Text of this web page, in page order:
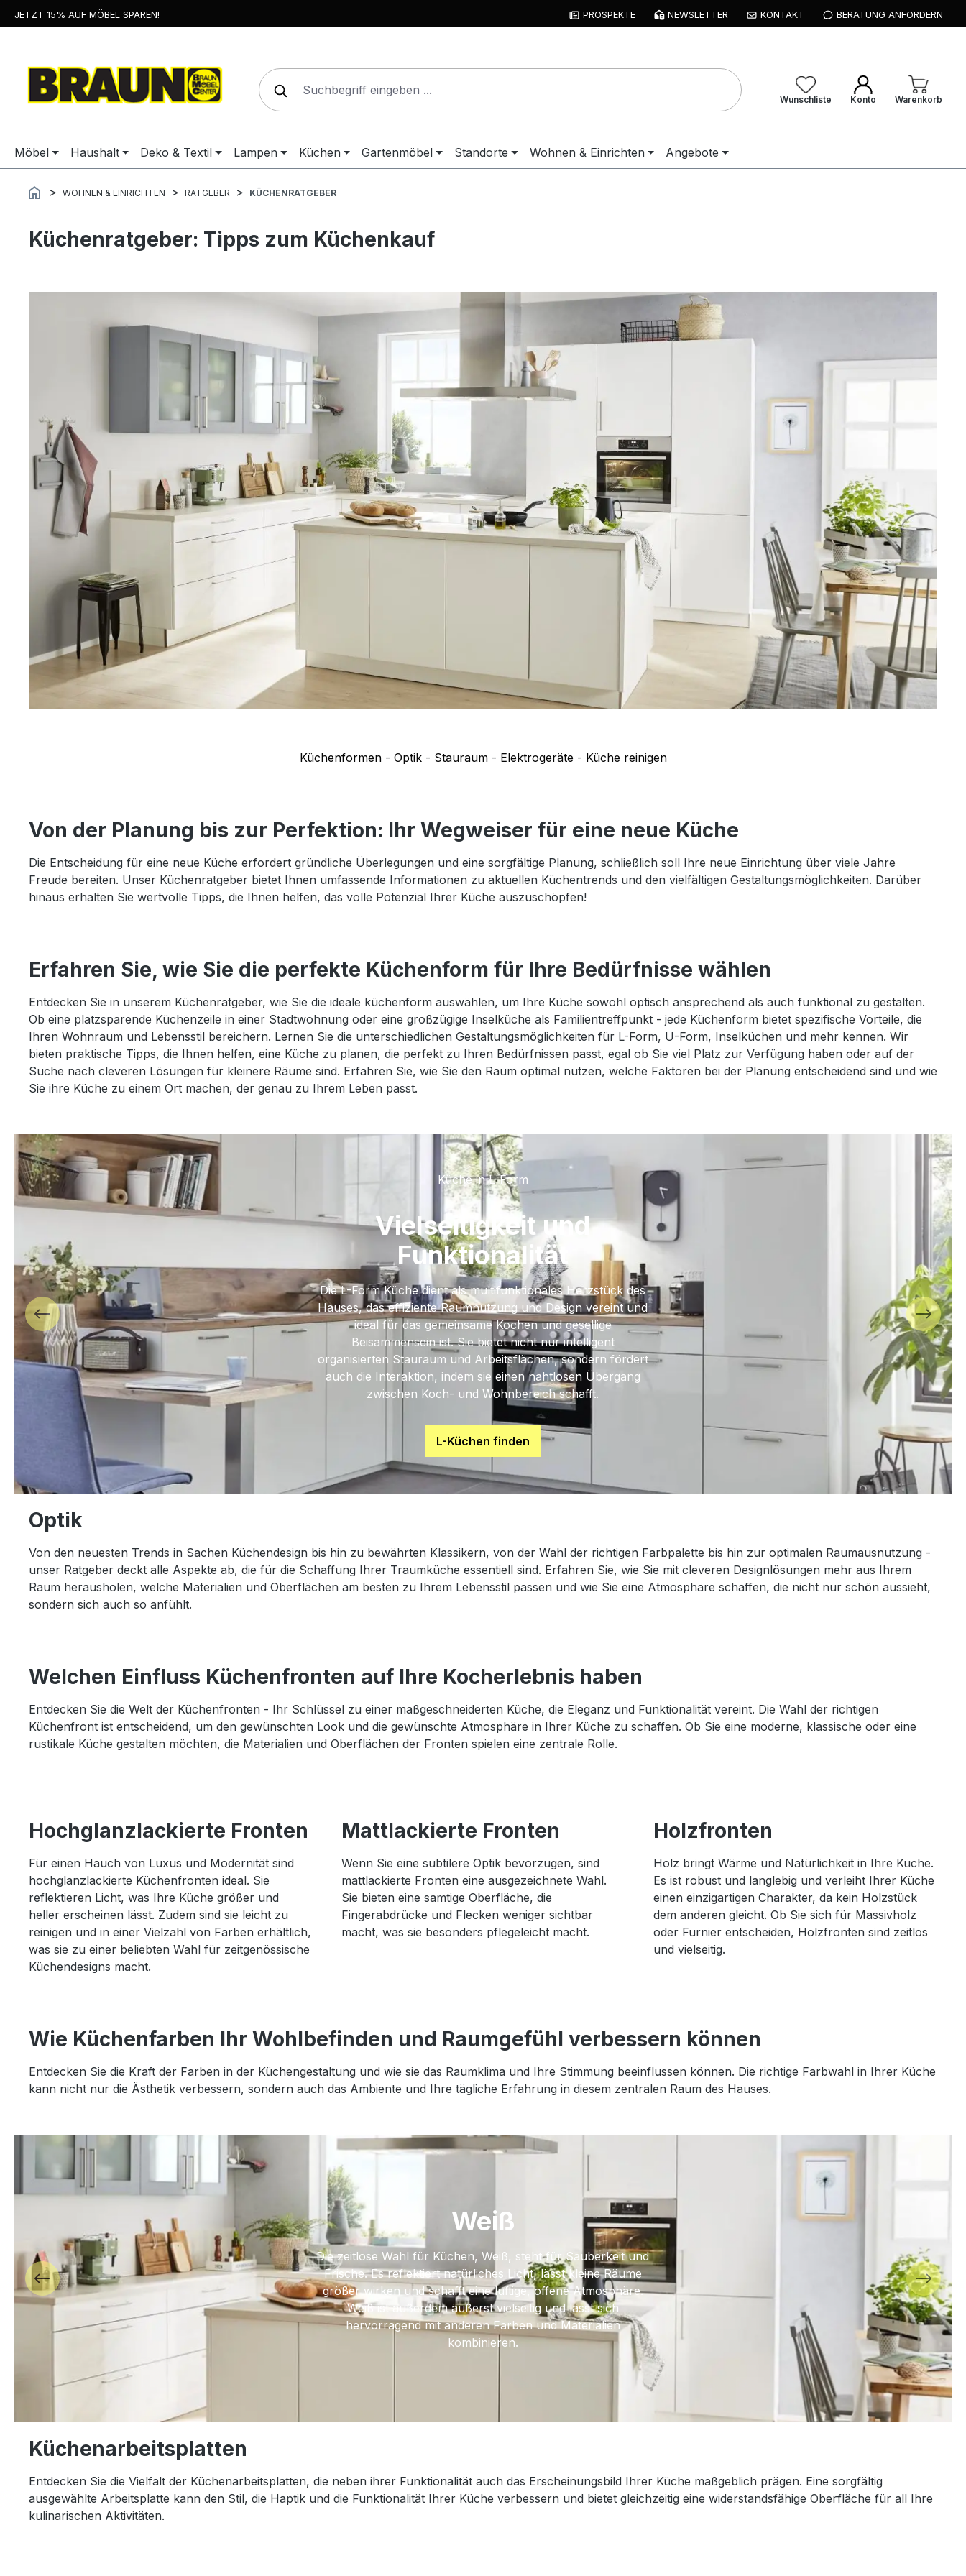
Zur Hauptnavigation springen
JETZT 15% AUF MÖBEL SPAREN! PROSPEKTE NEWSLETTER KONTAKT BERATUNG ANFORDERN
Wunschliste Konto Warenkorb
Möbel Haushalt Deko & Textil Lampen Küchen Gartenmöbel Standorte Wohnen & Einrichten Angebote
WOHNEN & EINRICHTEN RATGEBER KÜCHENRATGEBER
Küchenratgeber: Tipps zum Küchenkauf
Küchenformen- Optik- Stauraum- Elektrogeräte- Küche reinigen
Von der Planung bis zur Perfektion: Ihr Wegweiser für eine neue Küche
Die Entscheidung für eine neue Küche erfordert gründliche Überlegungen und eine sorgfältige Planung, schließlich soll Ihre neue Einrichtung über viele Jahre
Freude bereiten. Unser Küchenratgeber bietet Ihnen umfassende Informationen zu aktuellen Küchentrends und den vielfältigen Gestaltungsmöglichkeiten. Darüber
hinaus erhalten Sie wertvolle Tipps, die Ihnen helfen, das volle Potenzial Ihrer Küche auszuschöpfen!
Erfahren Sie, wie Sie die perfekte Küchenform für Ihre Bedürfnisse wählen
Entdecken Sie in unserem Küchenratgeber, wie Sie die ideale küchenform auswählen, um Ihre Küche sowohl optisch ansprechend als auch funktional zu gestalten.
Ob eine platzsparende Küchenzeile in einer Stadtwohnung oder eine großzügige Inselküche als Familientreffpunkt - jede Küchenform bietet spezifische Vorteile, die
Ihren Wohnraum und Lebensstil bereichern. Lernen Sie die unterschiedlichen Gestaltungsmöglichkeiten für L-Form, U-Form, Inselküchen und mehr kennen. Wir
bieten praktische Tipps, die Ihnen helfen, eine Küche zu planen, die perfekt zu Ihren Bedürfnissen passt, egal ob Sie viel Platz zur Verfügung haben oder auf der
Suche nach cleveren Lösungen für kleinere Räume sind. Erfahren Sie, wie Sie den Raum optimal nutzen, welche Faktoren bei der Planung entscheidend sind und wie
Sie ihre Küche zu einem Ort machen, der genau zu Ihrem Leben passt.
Slider überspringen
Küche in L-Form
Vielseitigkeit und
Funktionalität
Die L-Form Küche dient als multifunktionales Herzstück des
Hauses, das effiziente Raumnutzung und Design vereint und
ideal für das gemeinsame Kochen und gesellige
Beisammensein ist. Sie bietet nicht nur intelligent
organisierten Stauraum und Arbeitsflächen, sondern fördert
auch die Interaktion, indem sie einen nahtlosen Übergang
zwischen Koch- und Wohnbereich schafft.
L-Küchen finden
Optik
Von den neuesten Trends in Sachen Küchendesign bis hin zu bewährten Klassikern, von der Wahl der richtigen Farbpalette bis hin zur optimalen Raumausnutzung -
unser Ratgeber deckt alle Aspekte ab, die für die Schaffung Ihrer Traumküche essentiell sind. Erfahren Sie, wie Sie mit cleveren Designlösungen mehr aus Ihrem
Raum herausholen, welche Materialien und Oberflächen am besten zu Ihrem Lebensstil passen und wie Sie eine Atmosphäre schaffen, die nicht nur schön aussieht,
sondern sich auch so anfühlt.
Welchen Einfluss Küchenfronten auf Ihre Kocherlebnis haben
Entdecken Sie die Welt der Küchenfronten - Ihr Schlüssel zu einer maßgeschneiderten Küche, die Eleganz und Funktionalität vereint. Die Wahl der richtigen
Küchenfront ist entscheidend, um den gewünschten Look und die gewünschte Atmosphäre in Ihrer Küche zu schaffen. Ob Sie eine moderne, klassische oder eine
rustikale Küche gestalten möchten, die Materialien und Oberflächen der Fronten spielen eine zentrale Rolle.
Hochglanzlackierte Fronten
Für einen Hauch von Luxus und Modernität sind
hochglanzlackierte Küchenfronten ideal. Sie
reflektieren Licht, was Ihre Küche größer und
heller erscheinen lässt. Zudem sind sie leicht zu
reinigen und in einer Vielzahl von Farben erhältlich,
was sie zu einer beliebten Wahl für zeitgenössische
Küchendesigns macht.
Mattlackierte Fronten
Wenn Sie eine subtilere Optik bevorzugen, sind
mattlackierte Fronten eine ausgezeichnete Wahl.
Sie bieten eine samtige Oberfläche, die
Fingerabdrücke und Flecken weniger sichtbar
macht, was sie besonders pflegeleicht macht.
Holzfronten
Holz bringt Wärme und Natürlichkeit in Ihre Küche.
Es ist robust und langlebig und verleiht Ihrer Küche
einen einzigartigen Charakter, da kein Holzstück
dem anderen gleicht. Ob Sie sich für Massivholz
oder Furnier entscheiden, Holzfronten sind zeitlos
und vielseitig.
Wie Küchenfarben Ihr Wohlbefinden und Raumgefühl verbessern können
Entdecken Sie die Kraft der Farben in der Küchengestaltung und wie sie das Raumklima und Ihre Stimmung beeinflussen können. Die richtige Farbwahl in Ihrer Küche
kann nicht nur die Ästhetik verbessern, sondern auch das Ambiente und Ihre tägliche Erfahrung in diesem zentralen Raum des Hauses.
Weiß
Die zeitlose Wahl für Küchen, Weiß, steht für Sauberkeit und
Frische. Es reflektiert natürliches Licht, lässt kleine Räume
größer wirken und schafft eine luftige, offene Atmosphäre.
Weiß ist außerdem äußerst vielseitig und lässt sich
hervorragend mit anderen Farben und Materialien
kombinieren.
Küchenarbeitsplatten
Entdecken Sie die Vielfalt der Küchenarbeitsplatten, die neben ihrer Funktionalität auch das Erscheinungsbild Ihrer Küche maßgeblich prägen. Eine sorgfältig
ausgewählte Arbeitsplatte kann den Stil, die Haptik und die Funktionalität Ihrer Küche verbessern und bietet gleichzeitig eine widerstandsfähige Oberfläche für all Ihre
kulinarischen Aktivitäten.